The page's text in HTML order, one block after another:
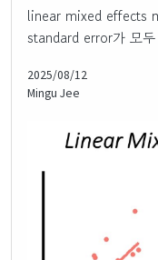
linear mixed effects
standard error가 모
2025/08/12
Mingu Jee